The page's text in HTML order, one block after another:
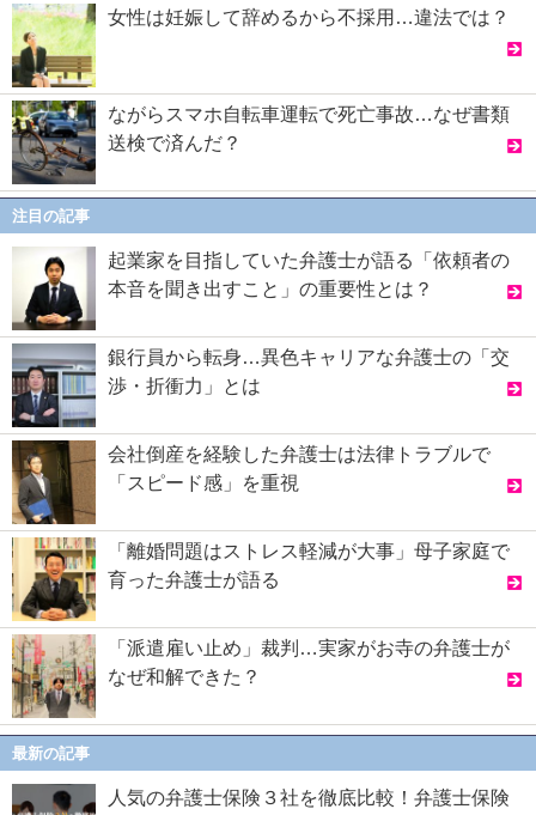
女性は妊娠して辞めるから不採用…違法では？
ながらスマホ自転車運転で死亡事故…なぜ書類
送検で済んだ？
注目の記事
起業家を目指していた弁護士が語る「依頼者の
本音を聞き出すこと」の重要性とは？
銀行員から転身…異色キャリアな弁護士の「交
渉・折衝力」とは
会社倒産を経験した弁護士は法律トラブルで
「スピード感」を重視
「離婚問題はストレス軽減が大事」母子家庭で
育った弁護士が語る
「派遣雇い止め」裁判…実家がお寺の弁護士が
なぜ和解できた？
最新の記事
人気の弁護士保険３社を徹底比較！弁護士保険